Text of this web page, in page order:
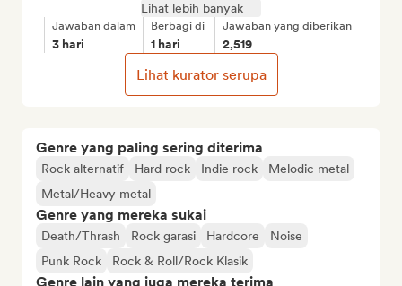
Genre yang paling sering diterima
Rock alternatif Hard rock Indie rock
Melodic metal
Metal/Heavy metal
Genre yang mereka sukai
Death/Thrash Rock garasi Hardcore
Noise
Punk Rock
Rock & Roll/Rock Klasik
Genre lain yang juga mereka terima
Lihat lebih banyak
Jawaban dalam
3 hari
Berbagi di
1 hari
Jawaban yang diberikan
2,519
Lihat kurator serupa